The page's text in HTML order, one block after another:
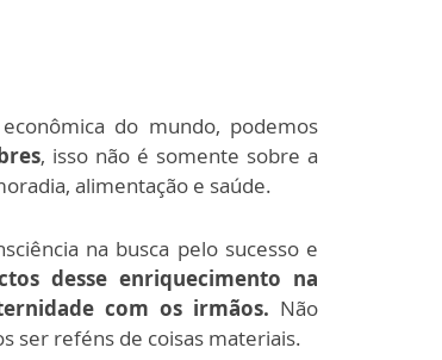
do mundo, podemos
, isso não é somente sobre a
alimentação e saúde.
na busca pelo sucesso e
desse enriquecimento na
com os irmãos. Não
ser reféns de coisas materiais.